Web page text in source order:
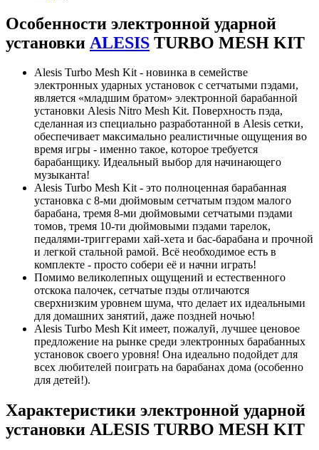
Особенности электронной ударной
установки ALESIS TURBO MESH KIT
Alesis Turbo Mesh Kit - новинка в семействе
электронных ударных установок с сетчатыми пэдами,
является «младшим братом» электронной барабанной
установки Alesis Nitro Mesh Kit. Поверхность пэда,
сделанная из специально разработанной в Alesis сетки,
обеспечивает максимально реалистичные ощущения во
время игры - именно такое, которое требуется
барабанщику. Идеальный выбор для начинающего
музыканта!
Alesis Turbo Mesh Kit - это полноценная барабанная
установка с 8-ми дюймовым сетчатым пэдом малого
барабана, тремя 8-ми дюймовыми сетчатыми пэдами
томов, тремя 10-ти дюймовыми пэдами тарелок,
педалями-триггерами хай-хета и бас-барабана и прочной
и легкой стальной рамой. Всё необходимое есть в
комплекте - просто собери её и начни играть!
Помимо великолепных ощущений и естественного
отскока палочек, сетчатые пэды отличаются
сверхнизким уровнем шума, что делает их идеальными
для домашних занятий, даже поздней ночью!
Alesis Turbo Mesh Kit имеет, пожалуй, лучшее ценовое
предложение на рынке среди электронных барабанных
установок своего уровня! Она идеально подойдет для
всех любителей поиграть на барабанах дома (особенно
для детей!).
Характеристики электронной ударной
установки ALESIS TURBO MESH KIT